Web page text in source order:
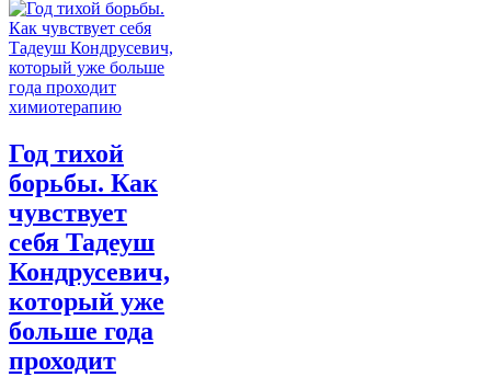
Год тихой
борьбы. Как
чувствует
себя Тадеуш
Кондрусевич,
который уже
больше года
проходит